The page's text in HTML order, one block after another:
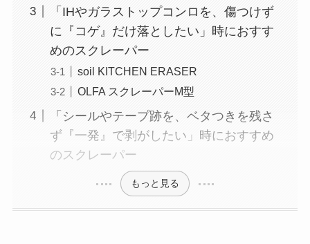
「IHやガラストップコンロを、傷つけず
に『コゲ』だけ落としたい」時におすす
めのスクレーパー
soil KITCHEN ERASER
OLFA スクレーパーM型
「シールやテープ跡を、ベタつきを残さ
ず『一発』で剥がしたい」時におすすめ
のスクレーパー
もっと見る